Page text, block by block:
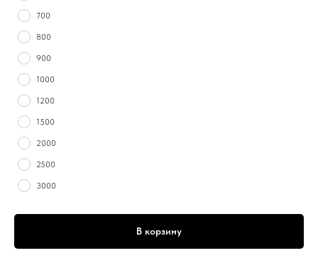
700
800
900
1000
1200
1500
2000
2500
3000
В корзину